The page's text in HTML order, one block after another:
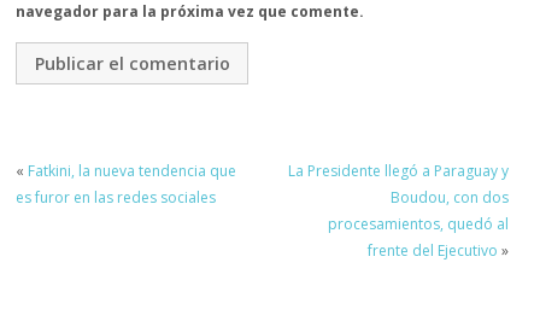
navegador para la próxima vez que comente.
« Fatkini, la nueva tendencia que
es furor en las redes sociales
La Presidente llegó a Paraguay y
Boudou, con dos
procesamientos, quedó al
frente del Ejecutivo »